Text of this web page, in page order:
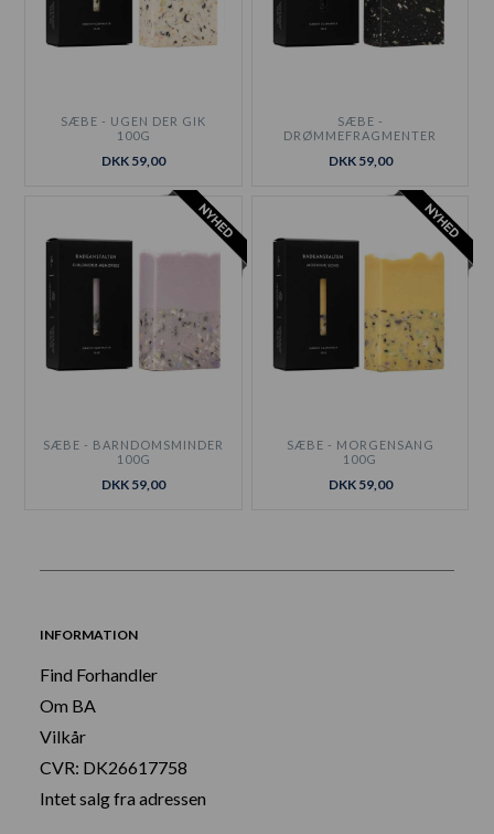
SÆBE - UGEN DER GIK
100G
DKK 59,00
SÆBE -
DRØMMEFRAGMENTER
DKK 59,00
SÆBE - BARNDOMSMINDER
100G
DKK 59,00
SÆBE - MORGENSANG
100G
DKK 59,00
INFORMATION
Find Forhandler
Om BA
Vilkår
CVR: DK26617758
Intet salg fra adressen